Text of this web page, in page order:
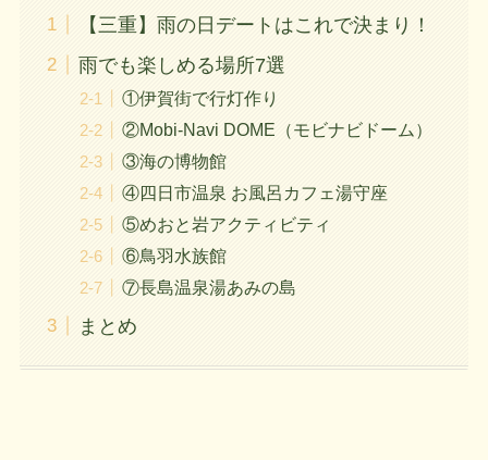
【三重】雨の日デートはこれで決まり！
雨でも楽しめる場所7選
①伊賀街で行灯作り
②Mobi-Navi DOME（モビナビドーム）
③海の博物館
④四日市温泉 お風呂カフェ湯守座
⑤めおと岩アクティビティ
⑥鳥羽水族館
⑦長島温泉湯あみの島
まとめ